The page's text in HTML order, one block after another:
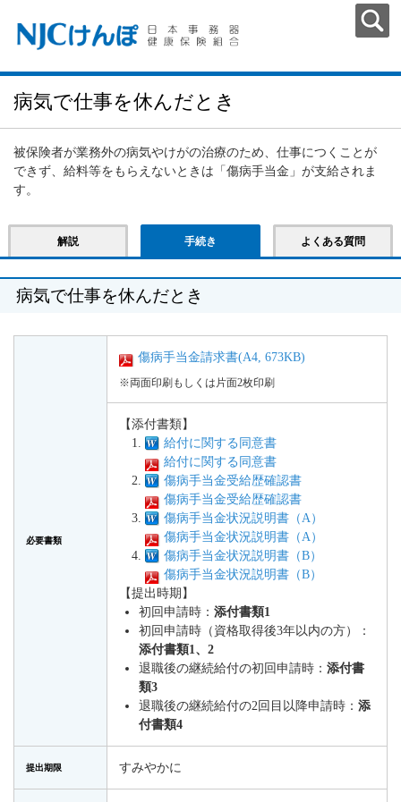
病気で仕事を休んだとき
被保険者が業務外の病気やけがの治療のため、仕事につくことが
できず、給料等をもらえないときは「傷病手当金」が支給されま
す。
解説 手続き よくある質問
病気で仕事を休んだとき
必要書類
傷病手当金請求書(A4, 673KB)
※両面印刷もしくは片面2枚印刷
【添付書類】
給付に関する同意書
給付に関する同意書
傷病手当金受給歴確認書
傷病手当金受給歴確認書
傷病手当金状況説明書（A）
傷病手当金状況説明書（A）
傷病手当金状況説明書（B）
傷病手当金状況説明書（B）
【提出時期】
初回申請時： 添付書類1
初回申請時（資格取得後3年以内の方）：
添付書類1、2
退職後の継続給付の初回申請時： 添付書
類3
退職後の継続給付の2回目以降申請時： 添
付書類4
提出期限 すみやかに